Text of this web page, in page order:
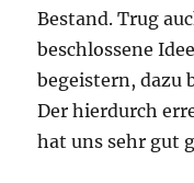
Bestand. Trug
beschlossene
begeistern, dazu
Der hierdurch
hat uns sehr gut